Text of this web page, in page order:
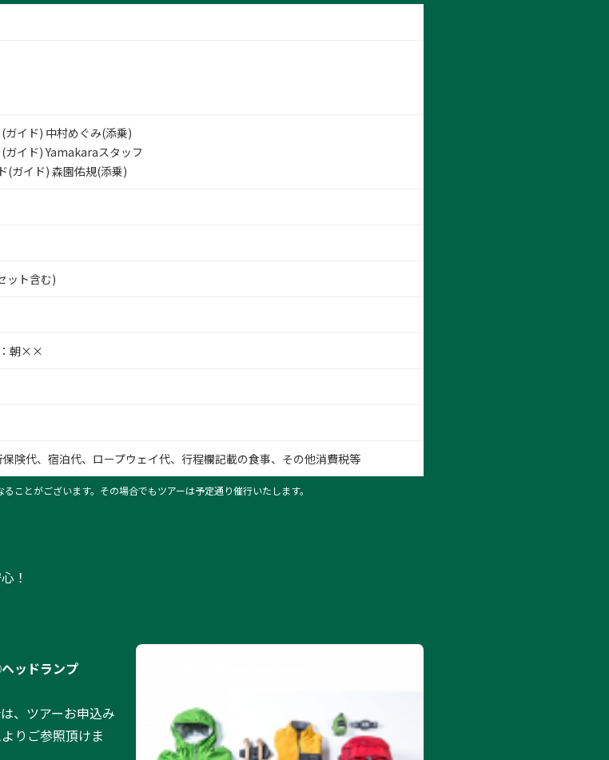
イド) 中村めぐみ(添乗)
ガイド) Yamakaraスタッフ
(ガイド) 森園佑規(添乗)
ット含む)
朝××
険代、宿泊代、ロープウェイ代、行程欄記載の食事、その他消費税等
とがございます。その場合でもツアーは予定通り催行いたします。
！
ッドランプ
、ツアーお申込み
りご参照頂けま